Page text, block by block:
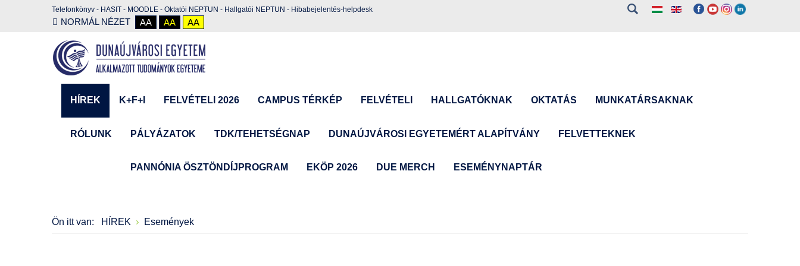
Telefonkönyv - HASIT - MOODLE - Oktatói NEPTUN - Hallgatói NEPTUN - Hibabejelentés-helpdesk
NORMÁL NÉZET AA AA AA
HÍREK K+F+I FELVÉTELI 2026 CAMPUS TÉRKÉP FELVÉTELI HALLGATÓKNAK OKTATÁS MUNKATÁRSAKNAK
RÓLUNK PÁLYÁZATOK TDK/TEHETSÉGNAP DUNAÚJVÁROSI EGYETEMÉRT ALAPÍTVÁNY FELVETTEKNEK
PANNÓNIA ÖSZTÖNDÍJPROGRAM EKÖP 2026 DUE MERCH ESEMÉNYNAPTÁR
Ön itt van: HÍREK Események